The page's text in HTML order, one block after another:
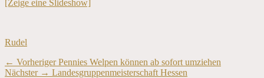
[Zeige eine Slideshow]
Kategorien
Rudel
Beitragsnavigation
← Vorheriger Vorheriger
Beitrag:
Pennies Welpen können ab sofort umziehen
Nächster → Nächster
Landesgruppenmeisterschaft Hessen